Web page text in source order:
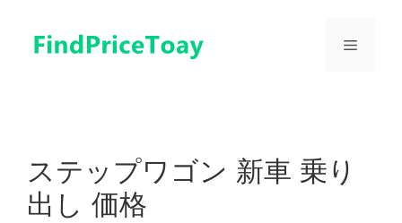
メ
ステップワゴン 新車 乗り
出し 価格